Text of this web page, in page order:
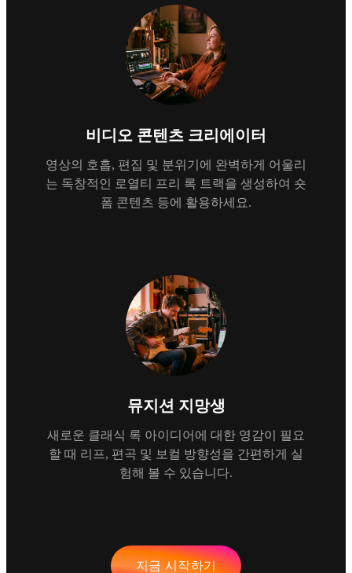
비디오 콘텐츠 크리에이터
영상의 호흡, 편집 및 분위기에 완벽하게 어울리
는 독창적인 로열티 프리 록 트랙을 생성하여 숏
폼 콘텐츠 등에 활용하세요.
뮤지션 지망생
새로운 클래식 록 아이디어에 대한 영감이 필요
할 때 리프, 편곡 및 보컬 방향성을 간편하게 실
험해 볼 수 있습니다.
지금 시작하기